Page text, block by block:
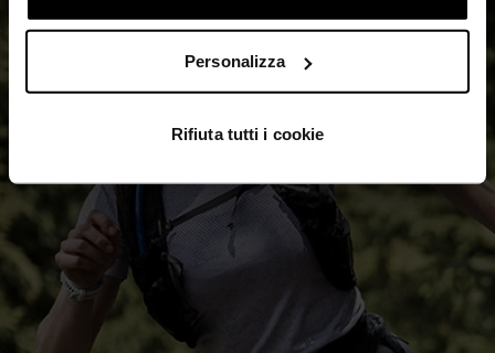
Personalizza
Rifiuta tutti i cookie
0°
-5°
-10°
-15°
-20°
0°
-5°
-10°
-15°
-20°